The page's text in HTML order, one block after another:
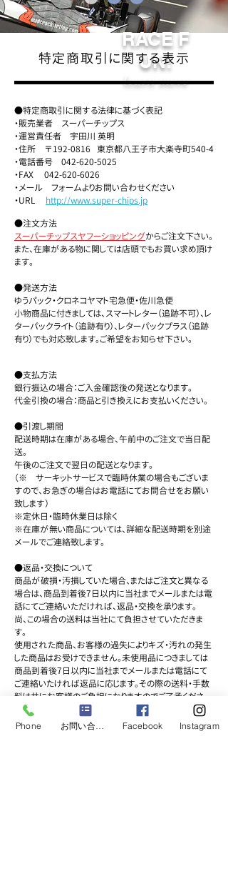
RACE F
UN!
learn more
特定商取引に関する表示
​●特定商取引に関する法律に基づく表記
・販売業者 スーパーチップス
・運営責任者 宇田川 英明
・住所 〒192-0816 東京都八王子市大楽寺町540-4
・電話番号 042-620-5025
・FAX
042-620-6026
・メール フォームよりお問い合わせください
・URL http://www.super-chips.jp
●注文方法
スーパーチップスヤフーショッピングからご注文下さい。
また、在庫がある物に関しては店頭でもお買い求め頂け
ます。
●発送方法
ゆうパック・クロネコヤマト宅急便・佐川急便
小物商品に付きましては、スマートレター（追跡不可）、レ
ターパックライト（追跡有り）、レターパックプラス（追跡
有り）でも対応致します。ご希望をお知らせ下さい。
●支払方法
銀行振込の場合：ご入金確認後の発送となります。
代金引換の場合：商品と引き換えにお支払いください。
●引渡し期間
配送時期は在庫がある場合、午前中のご注文で当日配
送。
午後のご注文で翌日の配送となります。
​（※ サーキットサービスで臨時休業の場合もございま
すので、お急ぎの場合はお電話にてお問合せをお願い
致します）
※定休日・臨時休業日は除く
※在庫が無い商品については、詳細な配送時期を別途
メールでご連絡致します。
●返品・交換について
商品が破損・汚損していた場合、またはご注文と異なる
場合は、商品到着後7日以内に当社までメールまたは電
話にてご連絡いただければ、返品・交換を承ります。
尚、この場合の送料は当社にて負担させていただきま
す。
使用された商品、お客様の過失によりキズ・汚れの発生
した商品はお受けできません。未使用品につきましては
商品到着後7日以内に当社までメールまたは電話にて
ご連絡いたければ返品に応じます。その際の送料・手数
料は共にお客様のご負担になりますのでご了承くださ
い。
Phone お問い合わせフォーム Facebook Instagram